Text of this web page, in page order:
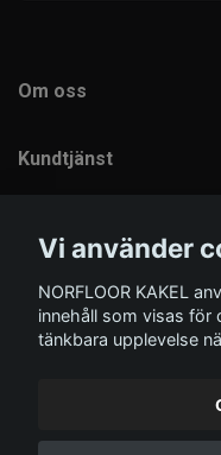
Om oss
Kundtjänst
Sociala medier
Vi använder
NORFLOOR KAKEL
innehåll som visas
tänkbara upplevelse